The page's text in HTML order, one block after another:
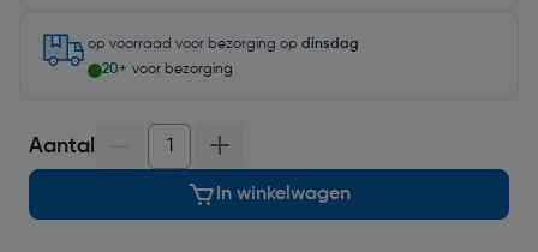
op voorraad voor bezorging op dinsdag
20+ voor bezorging
Aantal
In winkelwagen